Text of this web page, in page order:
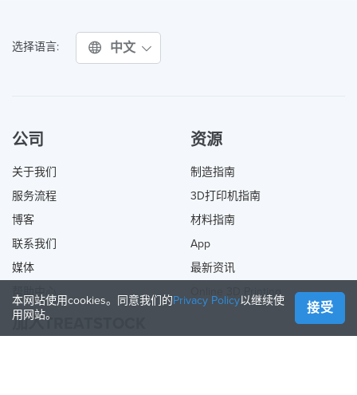
选择语言: 中文
公司
关于我们
服务流程
博客
联系我们
媒体
帮助中心
资源
制造指南
3D打印机指南
材料指南
App
最新资讯
Online 3D Printing
加入TREATSTOCK
本网站使用cookies。同意我们的Privacy Policy以继续使
用网站。
接受